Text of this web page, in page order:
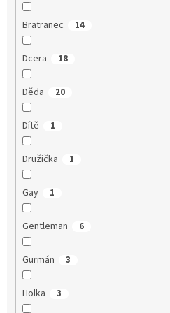
Bratranec 14
Dcera 18
Děda 20
Dítě 1
Družička 1
Gay 1
Gentleman 6
Gurmán 3
Holka 3